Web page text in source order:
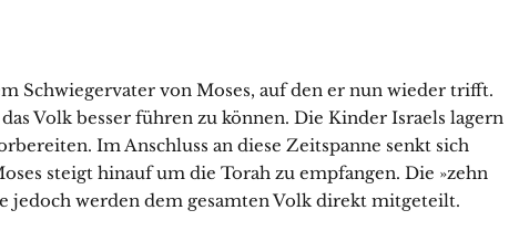
Schwiegervater von Moses, auf den er nun wieder trifft.
Volk besser führen zu können. Die Kinder Israels lagern
Im Anschluss an diese Zeitspanne senkt sich
steigt hinauf um die Torah zu empfangen. Die »zehn
jedoch werden dem gesamten Volk direkt mitgeteilt.